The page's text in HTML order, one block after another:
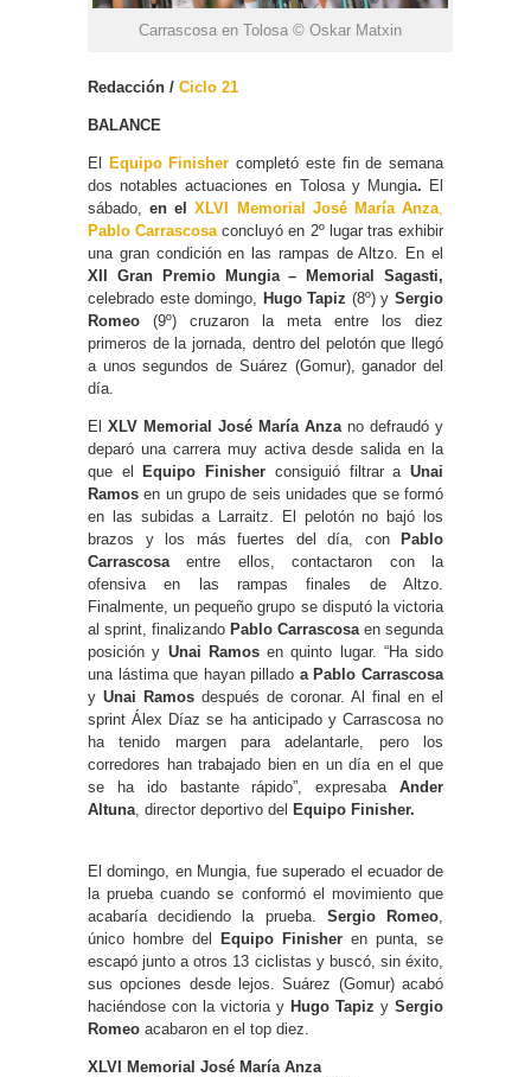
Carrascosa en Tolosa © Oskar Matxin
Redacción / Ciclo 21
BALANCE
El Equipo Finishercompletó este fin de semana
dos notables actuaciones en Tolosa y Mungia. El
sábado,
en el XLVI Memorial José María Anza
Pablo Carrascosaconcluyó en 2º lugar tras exhibir
una gran condición en las rampas de Altzo. En el
XII Gran Premio Mungia – Memorial Sagasti,
celebrado este domingo,
Hugo Tapiz (8º) y Sergio
Romeo (9º) cruzaron la meta entre los diez
primeros de la jornada, dentro del pelotón que llegó
a unos segundos de Suárez (Gomur), ganador del
día.
El XLV Memorial José María Anza no defraudó y
deparó una carrera muy activa desde salida en la
que el
Equipo Finisher consiguió filtrar aUnai
Ramos en un grupo de seis unidades que se formó
en las subidas a Larraitz. El pelotón no bajó los
brazos y los más fuertes del día, con
Pablo
Carrascosa entre ellos, contactaron con la
ofensiva en las rampas finales de Altzo.
Finalmente, un pequeño grupo se disputó la victoria
al sprint, finalizando Pablo Carrascosa en segunda
posición y Unai Ramosen quinto lugar. “Ha sido
una lástima que hayan pillado a Pablo Carrascosa
y Unai Ramos después de coronar. Al final en el
sprint Álex Díaz se ha anticipado y Carrascosa no
ha tenido margen para adelantarle, pero los
corredores han trabajado bien en un día en el que
se ha ido bastante rápido”, expresaba Ander
Altuna , director deportivo del Equipo Finisher.
El domingo, en Mungia, fue superado el ecuador de
la prueba cuando se conformó el movimiento que
acabaría decidiendo la prueba. Sergio Romeo
único hombre del
Equipo Finisher en punta, se
escapó junto a otros 13 ciclistas y buscó, sin éxito,
sus opciones desde lejos. Suárez (Gomur) acabó
haciéndose con la victoria y Hugo Tapiz y Sergio
Romeo acabaron en el top diez.
XLVI Memorial José María Anza